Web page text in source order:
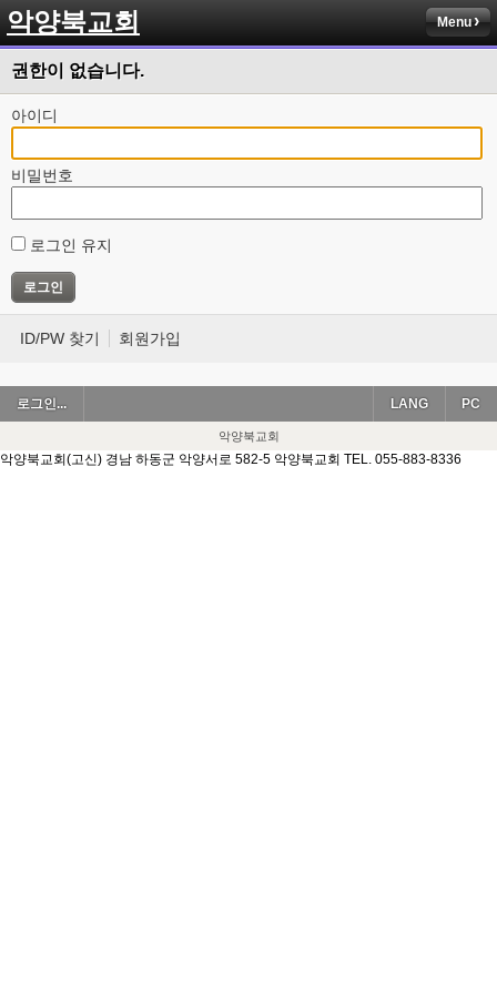
악양북교회 Menu
권한이 없습니다.
아이디
비밀번호
로그인 유지
ID/PW 찾기 회원가입
로그인... PC
LANG
악양북교회
악양북교회(고신) 경남 하동군 악양서로 582-5 악양북교회 TEL. 055-883-8336